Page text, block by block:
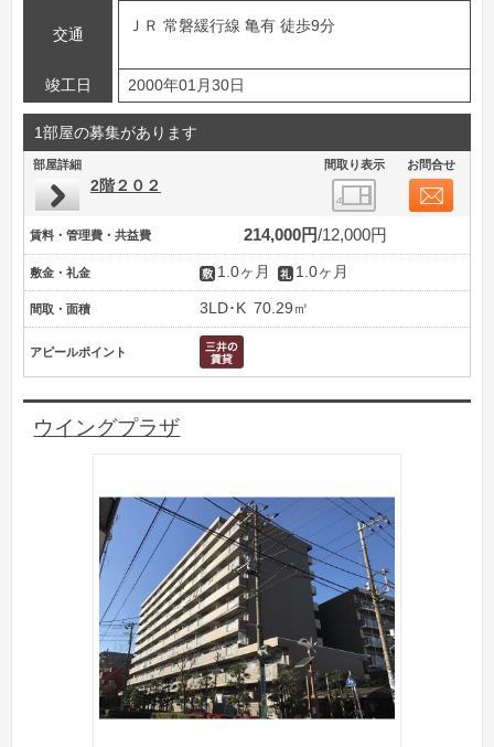
交通
ＪＲ 常磐緩行線 亀有 徒歩9分
竣工日 2000年01月30日
1部屋の募集があります
部屋詳細 間取り表示 お問合せ
2階２０２
賃料・管理費・共益費 214,000円 12,000円
敷金・礼金 1.0ヶ月 1.0ヶ月
間取・面積 3LD･K 70.29㎡
アピールポイント
ウイングプラザ